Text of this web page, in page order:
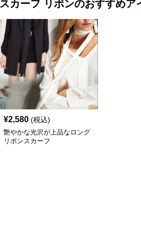
スカーフ リボンのおすすめア
¥2,580 (税込)
艶やかな光沢が上品なロング
リボンスカーフ